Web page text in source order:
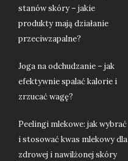
stanów skóry – jakie
produkty mają działanie
przeciwzapalne?
Joga na odchudzanie – jak
efektywnie spalać kalorie i
zrzucać wagę?
Peelingi mlekowe: jak wybrać
i stosować kwas mlekowy dla
zdrowej i nawilżonej skóry